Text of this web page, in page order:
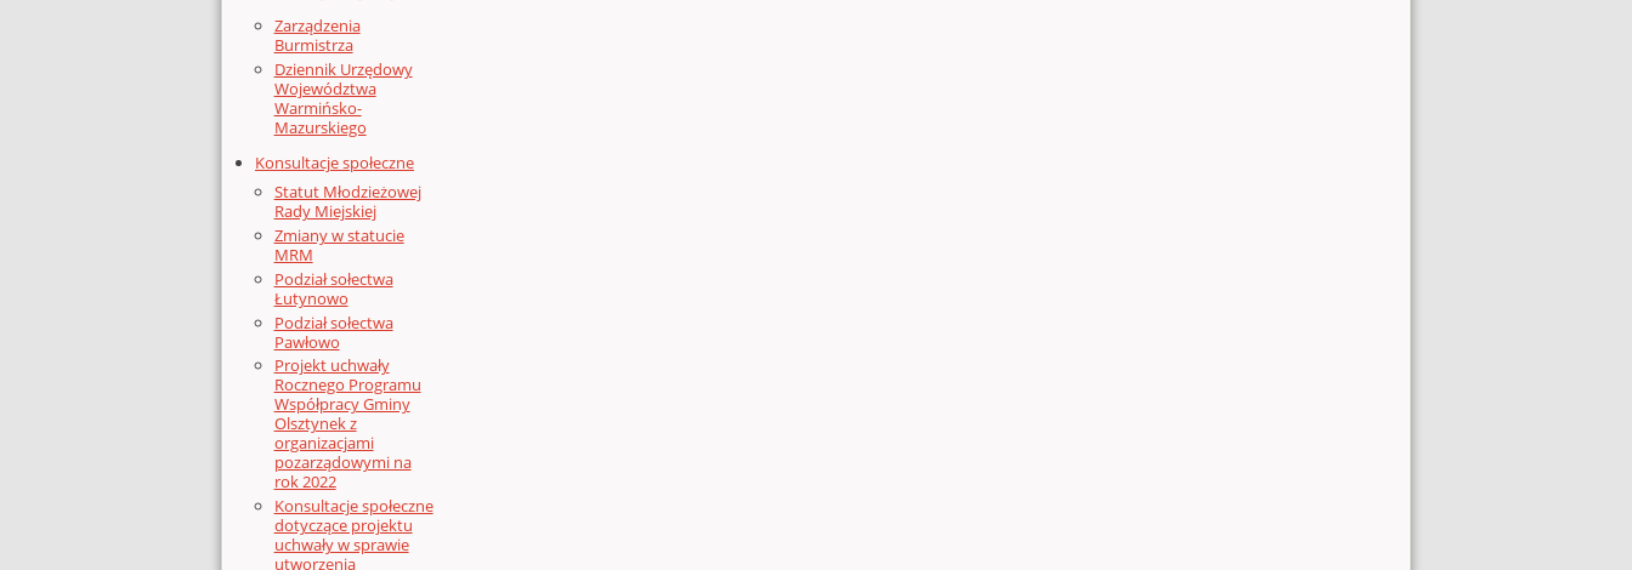
Zarządzenia
Burmistrza
Dziennik Urzędowy
Województwa
Warmińsko-
Mazurskiego
Konsultacje społeczne
Statut Młodzieżowej
Rady Miejskiej
Zmiany w statucie
MRM
Podział sołectwa
Łutynowo
Podział sołectwa
Pawłowo
Projekt uchwały
Rocznego Programu
Współpracy Gminy
Olsztynek z
organizacjami
pozarządowymi na
rok 2022
Konsultacje społeczne
dotyczące projektu
uchwały w sprawie
utworzenia